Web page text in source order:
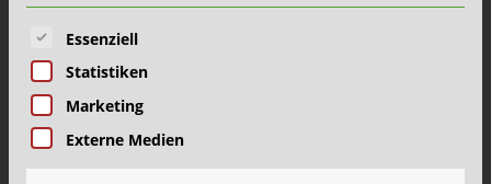
Abfälle zur Verwertung
Altpapier
Es folgt eine Liste der Service-Gruppen, für die eine
Essenziell
Statistiken
Marketing
Externe Medien